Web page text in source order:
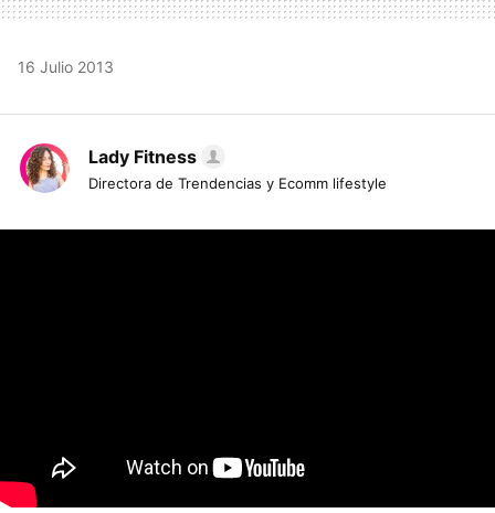
16 Julio 2013
Lady Fitness
Directora de Trendencias y Ecomm lifestyle